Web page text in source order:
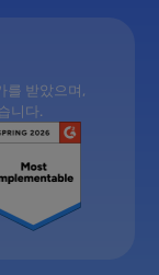
를 받았으며,
니다.